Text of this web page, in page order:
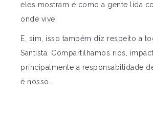
eles mostram é como a gente lida
onde vive.
E, sim, isso também diz respeito a
Santista. Compartilhamos rios,
principalmente a responsabilidade
é nosso.